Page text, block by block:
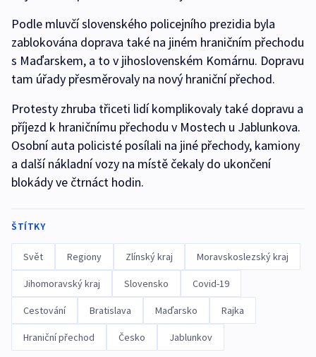
Podle mluvčí slovenského policejního prezidia byla
zablokována doprava také na jiném hraničním přechodu
s Maďarskem, a to v jihoslovenském Komárnu. Dopravu
tam úřady přesměrovaly na nový hraniční přechod.
Protesty zhruba třiceti lidí komplikovaly také dopravu a
příjezd k hraničnímu přechodu v Mostech u Jablunkova.
Osobní auta policisté posílali na jiné přechody, kamiony
a další nákladní vozy na místě čekaly do ukončení
blokády ve čtrnáct hodin.
ŠTÍTKY
Svět Regiony Zlínský kraj Moravskoslezský kraj
Jihomoravský kraj Slovensko Covid-19
Cestování Bratislava Maďarsko Rajka
Hraniční přechod Česko Jablunkov